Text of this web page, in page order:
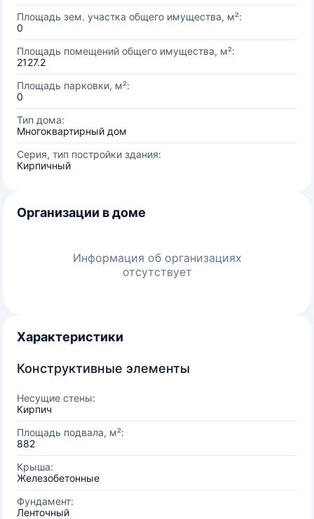
Площадь зем. участка общего имущества, м²:
0
Площадь помещений общего имущества, м²:
2127.2
Площадь парковки, м²:
0
Тип дома:
Многоквартирный дом
Серия, тип постройки здания:
Кирпичный
Организации в доме
Информация об организациях
отсутствует
Характеристики
Конструктивные элементы
Несущие стены:
Кирпич
Площадь подвала, м²:
882
Крыша:
Железобетонные
Фундамент:
Ленточный